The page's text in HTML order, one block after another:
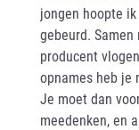
jongen hoopte
gebeurd.
producent
opnames heb je
Je moet dan
meedenken, en